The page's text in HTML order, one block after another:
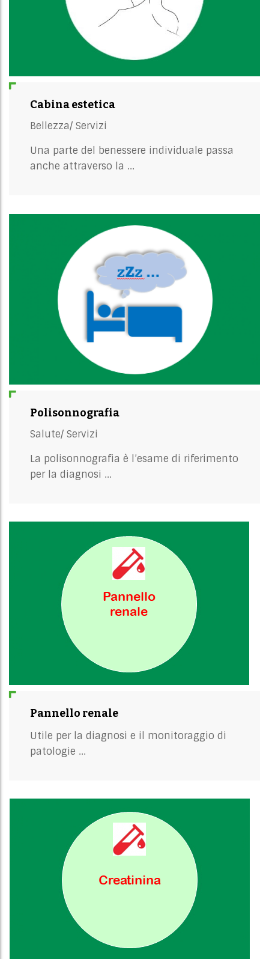
Cabina estetica
Bellezza/ Servizi
Una parte del benessere individuale passa
anche attraverso la ...
Polisonnografia
Salute/ Servizi
La polisonnografia è l’esame di riferimento
per la diagnosi ...
Pannello renale
Utile per la diagnosi e il monitoraggio di
patologie ...